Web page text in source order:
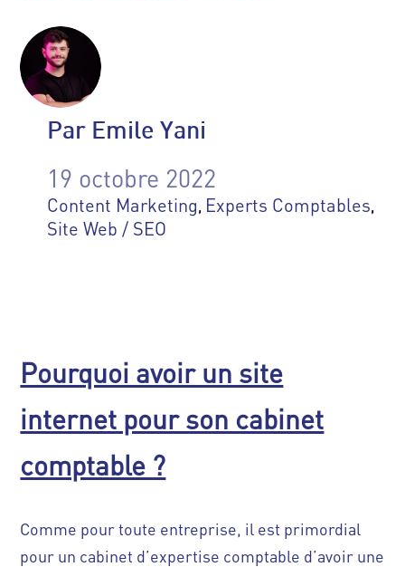
Par Emile Yani
19 octobre 2022
Content Marketing , Experts Comptables,
Site Web / SEO
Pourquoi avoir un site
internet pour son cabinet
comptable ?
Comme pour toute entreprise, il est primordial
pour un cabinet d’expertise comptable d’avoir une